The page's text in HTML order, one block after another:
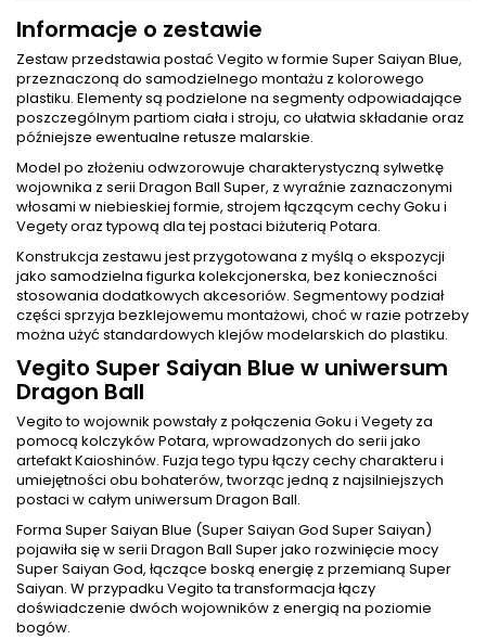
Informacje o zestawie
Zestaw przedstawia postać Vegito w formie Super Saiyan Blue,
przeznaczoną do samodzielnego montażu z kolorowego
plastiku. Elementy są podzielone na segmenty odpowiadające
poszczególnym partiom ciała i stroju, co ułatwia składanie oraz
późniejsze ewentualne retusze malarskie.
Model po złożeniu odwzorowuje charakterystyczną sylwetkę
wojownika z serii Dragon Ball Super, z wyraźnie zaznaczonymi
włosami w niebieskiej formie, strojem łączącym cechy Goku i
Vegety oraz typową dla tej postaci biżuterią Potara.
Konstrukcja zestawu jest przygotowana z myślą o ekspozycji
jako samodzielna figurka kolekcjonerska, bez konieczności
stosowania dodatkowych akcesoriów. Segmentowy podział
części sprzyja bezklejowemu montażowi, choć w razie potrzeby
można użyć standardowych klejów modelarskich do plastiku.
Vegito Super Saiyan Blue w uniwersum
Dragon Ball
Vegito to wojownik powstały z połączenia Goku i Vegety za
pomocą kolczyków Potara, wprowadzonych do serii jako
artefakt Kaioshinów. Fuzja tego typu łączy cechy charakteru i
umiejętności obu bohaterów, tworząc jedną z najsilniejszych
postaci w całym uniwersum Dragon Ball.
Forma Super Saiyan Blue (Super Saiyan God Super Saiyan)
pojawiła się w serii Dragon Ball Super jako rozwinięcie mocy
Super Saiyan God, łączące boską energię z przemianą Super
Saiyan. W przypadku Vegito ta transformacja łączy
doświadczenie dwóch wojowników z energią na poziomie
bogów.